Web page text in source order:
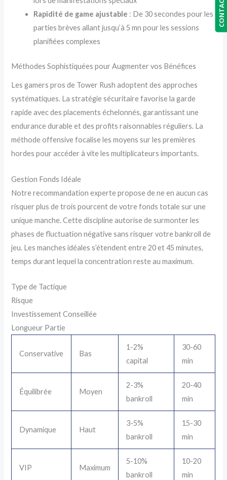
Rapidité de game ajustable : De 30 secondes pour les
parties brèves allant jusqu’à 5 mn pour les sessions
planifiées complexes
Méthodes Sophistiquées pour Augmenter vos Bénéfices
Les gamers pros de Tower Rush adoptent des approches
systématiques. La stratégie sécuritaire favorise la garde
rapide avec des placements échelonnés, garantissant une
endurance durable et des profits raisonnables réguliers. La
méthode offensive focalise les moyens sur les premières
hordes pour accéder à vite les multiplicateurs importants.
Gestion Fonds Idéale
Notre recommandation experte propose de ne en aucun cas
risquer plus de trois pourcent de votre fonds totale sur une
unique manche. Cette discipline autorise de surmonter les
phases de fluctuation négative sans risquer votre bankroll de
jeu. Les manches idéales s’étendent entre 20 et 45 minutes,
temps durant lequel la concentration reste au maximum.
Type de Tactique
Risque
Investissement Conseillée
Longueur Partie
Conservative Bas
1-2%
capital
30-60
min
Équilibrée Moyen
2-3%
bankroll
20-40
min
Dynamique Haut
3-5%
bankroll
15-30
min
VIP Maximum
5-10%
bankroll
10-20
min